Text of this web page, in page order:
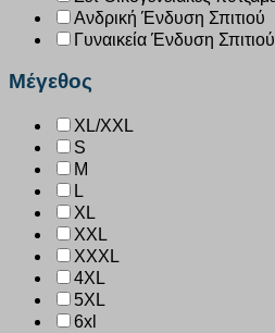
Ανδρική Ένδυση Σπιτιού
Γυναικεία Ένδυση Σπιτιού
Μέγεθος
XL/XXL
S
M
L
XL
XXL
XXXL
4XL
5XL
6xl